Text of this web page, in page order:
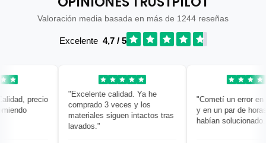
Valoración media basada en más de 1244 reseñas
Excelente 4,7 / 5
precio
"Excelente calidad. Ya he
comprado 3 veces y los
materiales siguen intactos tras
lavados."
"Cometí un error en
y en un par de horas
habían solucionado.